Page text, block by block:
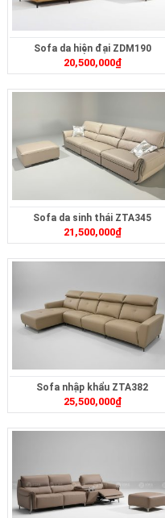
Sofa da hiện đại ZDM190
20,500,000₫
Sofa da sinh thái ZTA345
21,500,000₫
Sofa nhập khẩu ZTA382
25,500,000₫